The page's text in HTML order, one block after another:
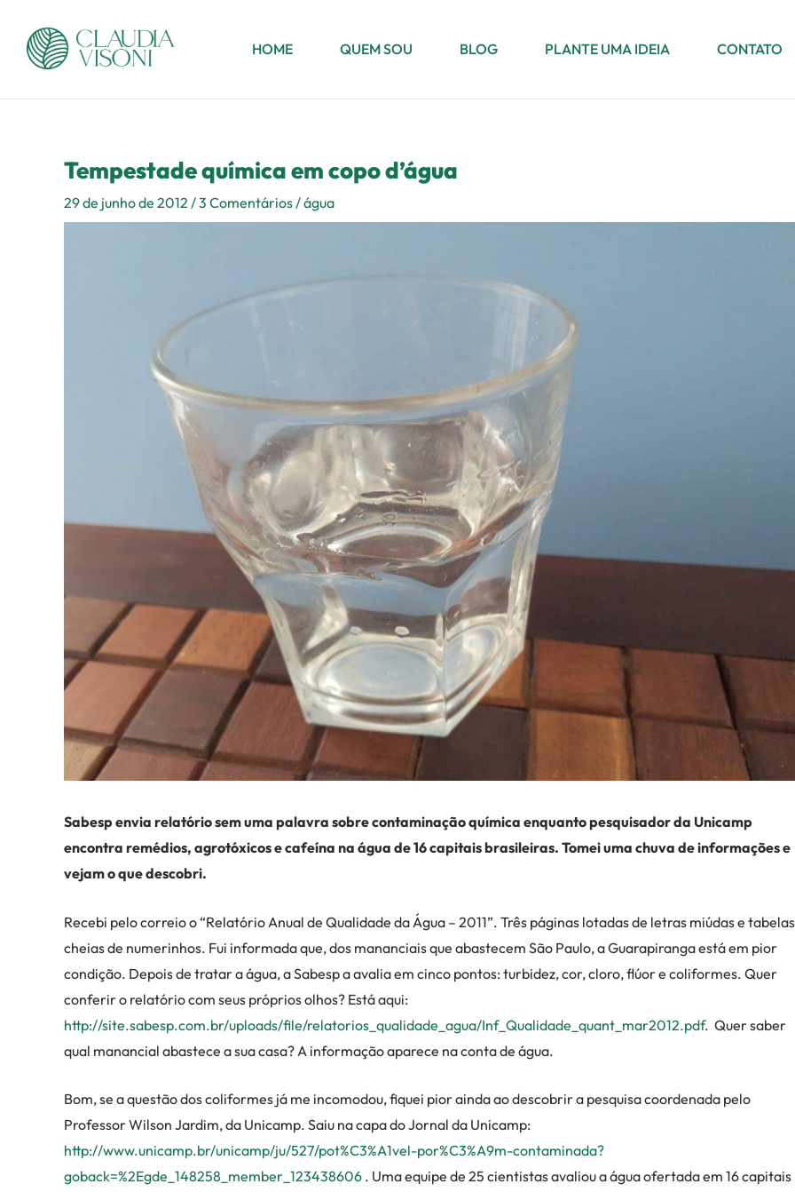
para
HOME QUEM SOU BLOG PLANTE UMA IDEIA CONTATO
Tempestade química em copo d’água
29 de junho de 2012 /3 Comentários /água
Sabesp envia relatório sem uma palavra sobre contaminação química enquanto pesquisador da Unicamp
encontra remédios, agrotóxicos e cafeína na água de 16 capitais brasileiras. Tomei uma chuva de informações e
vejam o que descobri.
Recebi pelo correio o “Relatório Anual de Qualidade da Água – 2011”. Três páginas lotadas de letras miúdas e tabelas
cheias de numerinhos. Fui informada que, dos mananciais que abastecem São Paulo, a Guarapiranga está em pior
condição. Depois de tratar a água, a Sabesp a avalia em cinco pontos: turbidez, cor, cloro, flúor e coliformes. Quer
conferir o relatório com seus próprios olhos? Está aqui:
http://site.sabesp.com.br/uploads/file/relatorios_qualidade_agua/Inf_Qualidade_quant_mar2012.pdf. Quer saber
qual manancial abastece a sua casa? A informação aparece na conta de água.
Bom, se a questão dos coliformes já me incomodou, fiquei pior ainda ao descobrir a pesquisa coordenada pelo
Professor Wilson Jardim, da Unicamp. Saiu na capa do Jornal da Unicamp:
http://www.unicamp.br/unicamp/ju/527/pot%C3%A1vel-por%C3%A9m-contaminada?
goback=%2Egde_148258_member_123438606 . Uma equipe de 25 cientistas avaliou a água ofertada em 16 capitais
navigation